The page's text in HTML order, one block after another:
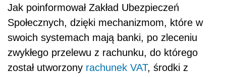
Jak poinformował Zakład Ubezpieczeń
Społecznych, dzięki mechanizmom, które w
swoich systemach mają banki, po zleceniu
zwykłego przelewu z rachunku, do którego
został utworzony rachunek VAT, środki z